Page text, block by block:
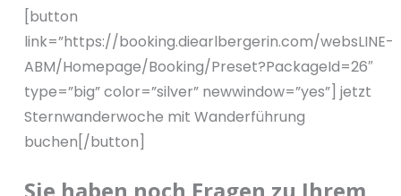
[button
link=”https://booking.diearlbergerin.com/websLINE-
ABM/Homepage/Booking/Preset?PackageId=26″
type=”big” color=”silver” newwindow=”yes”] jetzt
Sternwanderwoche mit Wanderführung
buchen[/button]